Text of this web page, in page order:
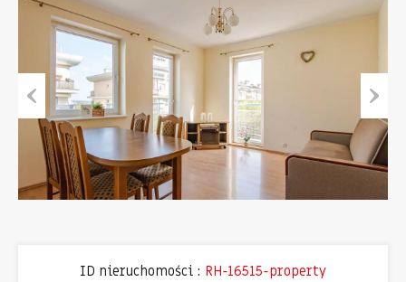
Previous Next
ID nieruchomości : RH-16515-property